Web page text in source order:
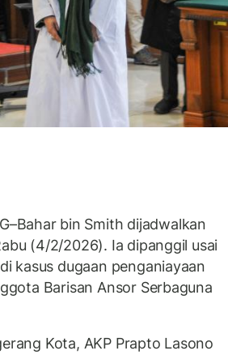
bin Smith dijadwalkan
(4/2/2026). Ia dipanggil usai
kasus dugaan penganiayaan
Barisan Ansor Serbaguna
Kota, AKP Prapto Lasono